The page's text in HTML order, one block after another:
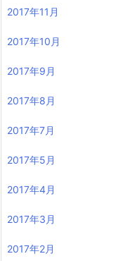
2017年11月
2017年10月
2017年9月
2017年8月
2017年7月
2017年5月
2017年4月
2017年3月
2017年2月